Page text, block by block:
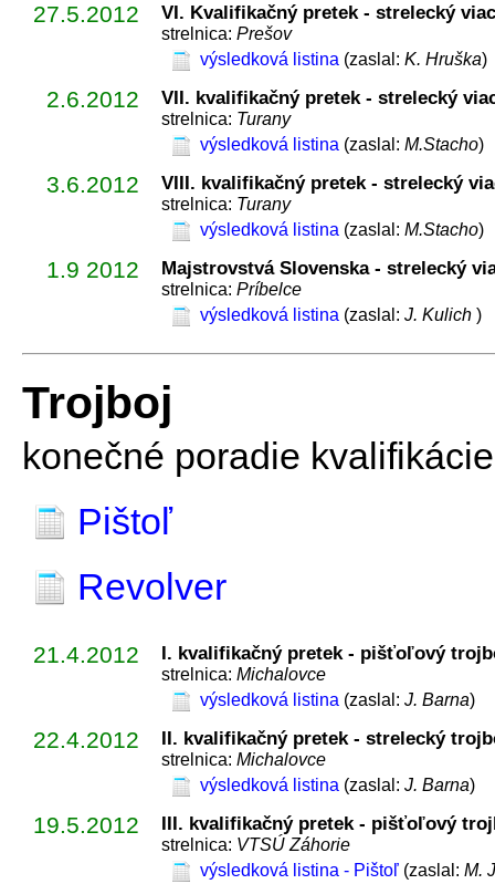
27.5.2012 VI. Kvalifikačný pretek - strelecký
strelnica: Prešov
výsledková listina (zaslal: K. Hruška)
2.6.2012 VII. kvalifikačný pretek - strelecký
strelnica: Turany
výsledková listina (zaslal: M.Stacho)
3.6.2012 VIII. kvalifikačný pretek - strelecký
strelnica: Turany
výsledková listina (zaslal: M.Stacho)
1.9 2012 Majstrovstvá Slovenska - strelecký
strelnica: Príbelce
výsledková listina (zaslal: J. Kulich )
Trojboj
konečné poradie kvalifikácie
Pištoľ
Revolver
21.4.2012 I. kvalifikačný pretek - pišťoľový
strelnica: Michalovce
výsledková listina (zaslal: J. Barna)
22.4.2012 II. kvalifikačný pretek - strelecký
strelnica: Michalovce
výsledková listina (zaslal: J. Barna)
19.5.2012 III. kvalifikačný pretek - pišťoľový
strelnica: VTSÚ Záhorie
výsledková listina - Pištoľ (zaslal: M.